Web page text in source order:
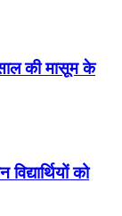
की मासूम के
को